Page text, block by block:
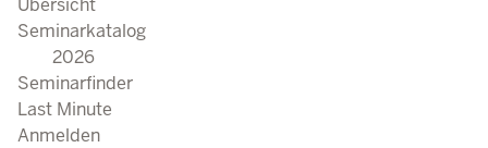
Übersicht
Seminarkatalog
2026
Seminarfinder
Last Minute
Anmelden